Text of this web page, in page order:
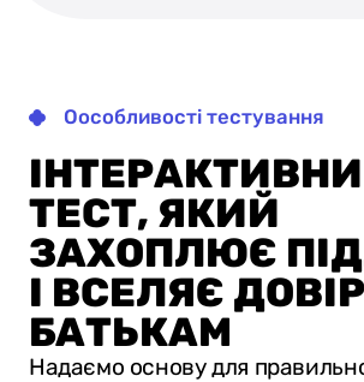
Оособливості тестування
ТЕСТ, ЯКИЙ
ЗАХОПЛЮЄ
І ВСЕЛЯЄ
БАТЬКАМ
Надаємо основу для